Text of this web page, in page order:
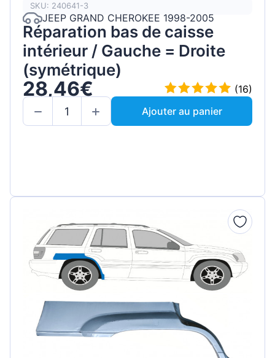
SKU: 240641-3
JEEP GRAND CHEROKEE 1998-2005
Réparation bas de caisse
intérieur / Gauche = Droite
(symétrique)
28,46€
(16)
Ajouter au panier